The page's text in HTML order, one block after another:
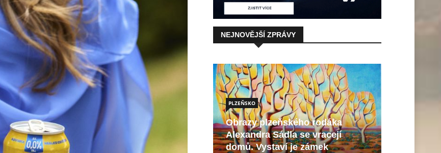
NEJNOVĚJŠÍ ZPRÁVY
PLZEŇSKO
Obrazy plzeňského rodáka
Alexandra Sádla se vracejí
domů. Vystaví je zámek